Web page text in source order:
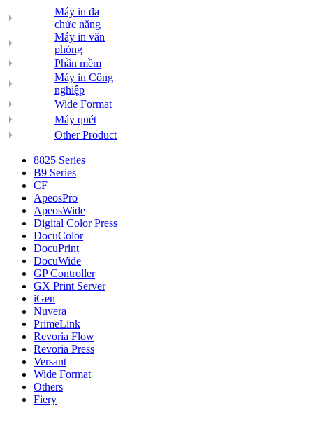
Máy in đa
chức năng
Máy in văn
phòng
Phần mềm
Máy in Công
nghiệp
Wide Format
Máy quét
Other Product
8825 Series
B9 Series
CF
ApeosPro
ApeosWide
Digital Color Press
DocuColor
DocuPrint
DocuWide
GP Controller
GX Print Server
iGen
Nuvera
PrimeLink
Revoria Flow
Revoria Press
Versant
Wide Format
Others
Fiery